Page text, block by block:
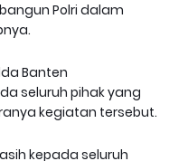
Polri dalam
Banten
seluruh pihak yang
kegiatan tersebut.
kepada seluruh